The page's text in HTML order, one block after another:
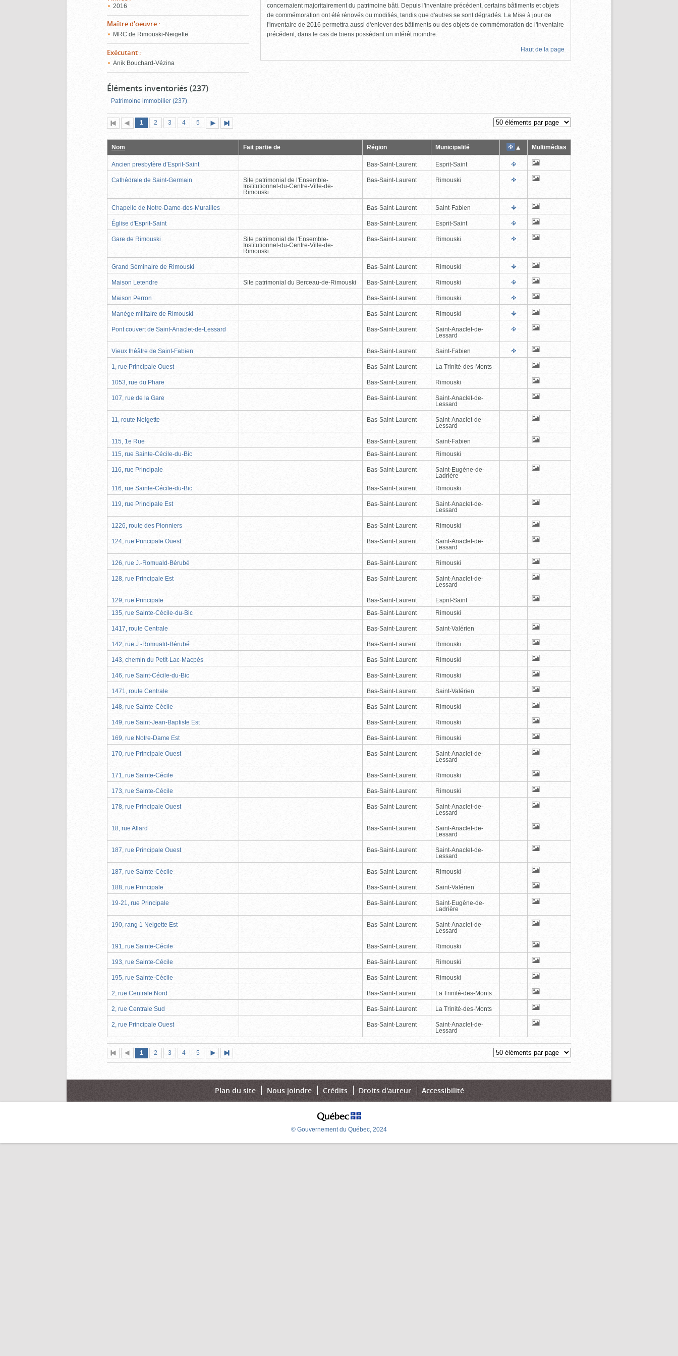
2016
Maître d'oeuvre :
MRC de Rimouski-Neigette
Exécutant :
Anik Bouchard-Vézina
concernaient majoritairement du patrimoine bâti. Depuis l'inventaire précédent, certains bâtiments et objets
de commémoration ont été rénovés ou modifiés, tandis que d'autres se sont dégradés. La Mise à jour de
l'inventaire de 2016 permettra aussi d'enlever des bâtiments ou des objets de commémoration de l'inventaire
précédent, dans le cas de biens possédant un intérêt moindre.
Haut de la page
Éléments inventoriés (237)
Patrimoine immobilier (237)
Première
page
Page
précédente
Page
1 (page
actuelle)
Page
2 Page
3 Page
4 Page
5
suivante
page
Nom Fait partie de Région Municipalité Multimédias
Ancien presbytère d'Esprit-Saint Bas-Saint-Laurent Esprit-Saint
Cathédrale de Saint-Germain
Site patrimonial de l'Ensemble-
Institutionnel-du-Centre-Ville-de-
Rimouski
Bas-Saint-Laurent Rimouski
Chapelle de Notre-Dame-des-Murailles Bas-Saint-Laurent Saint-Fabien
Église d'Esprit-Saint Bas-Saint-Laurent Esprit-Saint
Gare de Rimouski
Site patrimonial de l'Ensemble-
Institutionnel-du-Centre-Ville-de-
Rimouski
Bas-Saint-Laurent Rimouski
Grand Séminaire de Rimouski Bas-Saint-Laurent Rimouski
Maison Letendre Site patrimonial du Berceau-de-Rimouski Bas-Saint-Laurent Rimouski
Maison Perron Bas-Saint-Laurent Rimouski
Manège militaire de Rimouski Bas-Saint-Laurent Rimouski
Pont couvert de Saint-Anaclet-de-Lessard Bas-Saint-Laurent
Saint-Anaclet-de-
Lessard
Vieux théâtre de Saint-Fabien Bas-Saint-Laurent Saint-Fabien
1, rue Principale Ouest Bas-Saint-Laurent La Trinité-des-Monts
1053, rue du Phare Bas-Saint-Laurent Rimouski
107, rue de la Gare Bas-Saint-Laurent
Saint-Anaclet-de-
Lessard
11, route Neigette Bas-Saint-Laurent
Saint-Anaclet-de-
Lessard
115, 1e Rue Bas-Saint-Laurent
Saint-Fabien
115, rue Sainte-Cécile-du-Bic
Bas-Saint-Laurent Rimouski
116, rue Principale Bas-Saint-Laurent
Saint-Eugène-de-
Ladrière
116, rue Sainte-Cécile-du-Bic
Bas-Saint-Laurent Rimouski
119, rue Principale Est Bas-Saint-Laurent
Saint-Anaclet-de-
Lessard
1226, route des Pionniers Bas-Saint-Laurent Rimouski
124, rue Principale Ouest Bas-Saint-Laurent
Saint-Anaclet-de-
Lessard
126, rue J.-Romuald-Bérubé Bas-Saint-Laurent Rimouski
128, rue Principale Est Bas-Saint-Laurent
Saint-Anaclet-de-
Lessard
129, rue Principale Bas-Saint-Laurent
Esprit-Saint
135, rue Sainte-Cécile-du-Bic
Bas-Saint-Laurent Rimouski
1417, route Centrale Bas-Saint-Laurent Saint-Valérien
142, rue J.-Romuald-Bérubé Bas-Saint-Laurent Rimouski
143, chemin du Petit-Lac-Macpès Bas-Saint-Laurent Rimouski
146, rue Saint-Cécile-du-Bic Bas-Saint-Laurent Rimouski
1471, route Centrale Bas-Saint-Laurent Saint-Valérien
148, rue Sainte-Cécile Bas-Saint-Laurent Rimouski
149, rue Saint-Jean-Baptiste Est Bas-Saint-Laurent Rimouski
169, rue Notre-Dame Est Bas-Saint-Laurent Rimouski
170, rue Principale Ouest Bas-Saint-Laurent
Saint-Anaclet-de-
Lessard
171, rue Sainte-Cécile Bas-Saint-Laurent Rimouski
173, rue Sainte-Cécile Bas-Saint-Laurent Rimouski
178, rue Principale Ouest Bas-Saint-Laurent
Saint-Anaclet-de-
Lessard
18, rue Allard Bas-Saint-Laurent
Saint-Anaclet-de-
Lessard
187, rue Principale Ouest Bas-Saint-Laurent
Saint-Anaclet-de-
Lessard
187, rue Sainte-Cécile Bas-Saint-Laurent Rimouski
188, rue Principale Bas-Saint-Laurent Saint-Valérien
19-21, rue Principale Bas-Saint-Laurent
Saint-Eugène-de-
Ladrière
190, rang 1 Neigette Est Bas-Saint-Laurent
Saint-Anaclet-de-
Lessard
191, rue Sainte-Cécile Bas-Saint-Laurent Rimouski
193, rue Sainte-Cécile Bas-Saint-Laurent Rimouski
195, rue Sainte-Cécile Bas-Saint-Laurent Rimouski
2, rue Centrale Nord Bas-Saint-Laurent La Trinité-des-Monts
2, rue Centrale Sud Bas-Saint-Laurent La Trinité-des-Monts
2, rue Principale Ouest Bas-Saint-Laurent
Saint-Anaclet-de-
Lessard
Première
page
Page
précédente
Page
1 (page
actuelle)
Page
2 Page
3 Page
4 Page
5
suivante
page
Plan du site Nous joindre Crédits Droits d'auteur Accessibilité
© Gouvernement du Québec, 2024